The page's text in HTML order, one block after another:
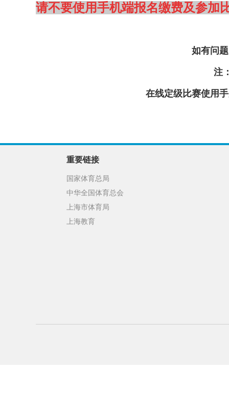
请不要使用手机端报名缴费及参加
如有问
注
在线定级比赛使用
重要链接
国家体育总局
中华全国体育总会
上海市体育局
上海教育